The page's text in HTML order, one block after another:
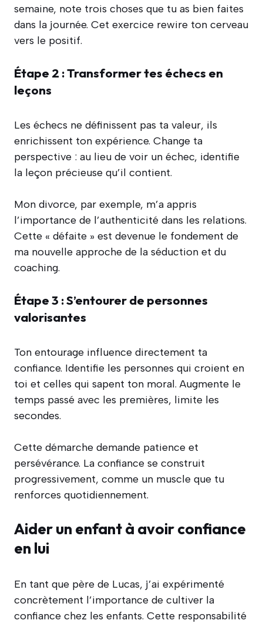
semaine, note trois choses que tu as bien faites
dans la journée. Cet exercice rewire ton cerveau
vers le positif.
Étape 2 : Transformer tes échecs en
leçons
Les échecs ne définissent pas ta valeur, ils
enrichissent ton expérience. Change ta
perspective : au lieu de voir un échec, identifie
la leçon précieuse qu’il contient.
Mon divorce, par exemple, m’a appris
l’importance de l’authenticité dans les relations.
Cette « défaite » est devenue le fondement de
ma nouvelle approche de la séduction et du
coaching.
Étape 3 : S’entourer de personnes
valorisantes
Ton entourage influence directement ta
confiance. Identifie les personnes qui croient en
toi et celles qui sapent ton moral. Augmente le
temps passé avec les premières, limite les
secondes.
Cette démarche demande patience et
persévérance. La confiance se construit
progressivement, comme un muscle que tu
renforces quotidiennement.
Aider un enfant à avoir confiance
en lui
En tant que père de Lucas, j’ai expérimenté
concrètement l’importance de cultiver la
confiance chez les enfants. Cette responsabilité